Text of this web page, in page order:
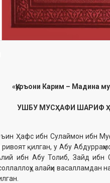
«Қуръони Карим – Мадина
УШБУ МУСҲАФИ ШАРИФ
Ҳафс ибн Сулаймон ибн
қилган, у Абу
ибн Абу Толиб, Зайд ибн
алайҳи васалламдан